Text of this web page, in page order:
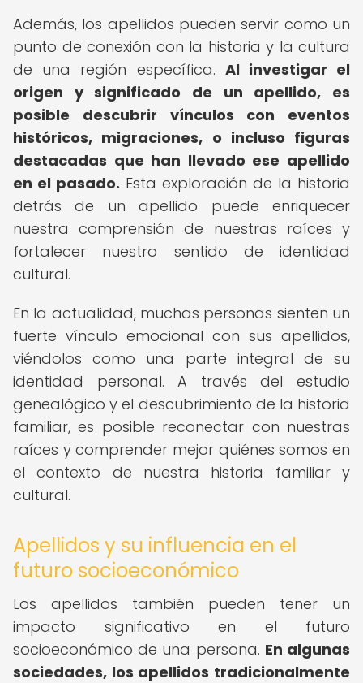
Además, los apellidos pueden servir como un
punto de conexión con la historia y la cultura
de una región específica. Al investigar el
origen y significado de un apellido, es
posible descubrir vínculos con eventos
históricos, migraciones, o incluso figuras
destacadas que han llevado ese apellido
en el pasado. Esta exploración de la historia
detrás de un apellido puede enriquecer
nuestra comprensión de nuestras raíces y
fortalecer nuestro sentido de identidad
cultural.
En la actualidad, muchas personas sienten un
fuerte vínculo emocional con sus apellidos,
viéndolos como una parte integral de su
identidad personal. A través del estudio
genealógico y el descubrimiento de la historia
familiar, es posible reconectar con nuestras
raíces y comprender mejor quiénes somos en
el contexto de nuestra historia familiar y
cultural.
Apellidos y su influencia en el
futuro socioeconómico
Los apellidos también pueden tener un
impacto significativo en el futuro
socioeconómico de una persona. En algunas
sociedades, los apellidos tradicionalmente